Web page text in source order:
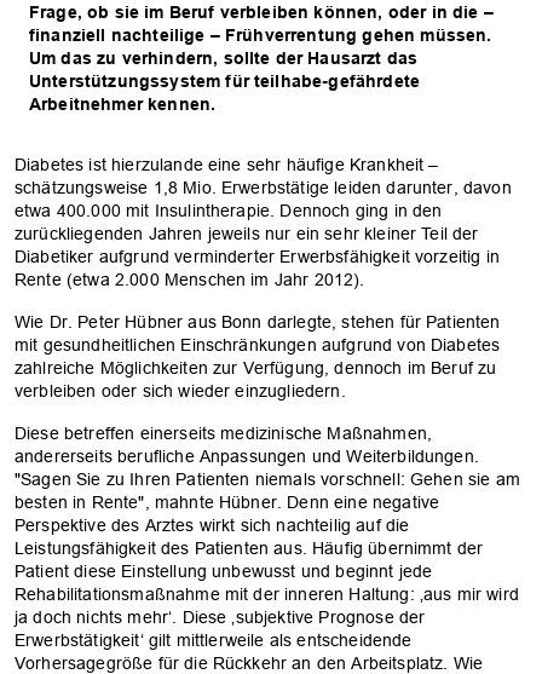
Frage, ob sie im Beruf verbleiben können, oder in die –
finanziell nachteilige – Frühverrentung gehen müssen.
Um das zu verhindern, sollte der Hausarzt das
Unterstützungssystem für teilhabe-gefährdete
Arbeitnehmer kennen.
Diabetes ist hierzulande eine sehr häufige Krankheit –
schätzungsweise 1,8 Mio. Erwerbstätige leiden darunter, davon
etwa 400.000 mit Insulintherapie. Dennoch ging in den
zurückliegenden Jahren jeweils nur ein sehr kleiner Teil der
Diabetiker aufgrund verminderter Erwerbsfähigkeit vorzeitig in
Rente (etwa 2.000 Menschen im Jahr 2012).
Wie Dr. Peter Hübner aus Bonn darlegte, stehen für Patienten
mit gesundheitlichen Einschränkungen aufgrund von Diabetes
zahlreiche Möglichkeiten zur Verfügung, dennoch im Beruf zu
verbleiben oder sich wieder einzugliedern.
Diese betreffen einerseits medizinische Maßnahmen,
andererseits berufliche Anpassungen und Weiterbildungen.
"Sagen Sie zu Ihren Patienten niemals vorschnell: Gehen sie am
besten in Rente", mahnte Hübner. Denn eine negative
Perspektive des Arztes wirkt sich nachteilig auf die
Leistungsfähigkeit des Patienten aus. Häufig übernimmt der
Patient diese Einstellung unbewusst und beginnt jede
Rehabilitationsmaßnahme mit der inneren Haltung: ‚aus mir wird
ja doch nichts mehr‘. Diese ‚subjektive Prognose der
Erwerbstätigkeit‘ gilt mittlerweile als entscheidende
Vorhersagegröße für die Rückkehr an den Arbeitsplatz. Wie